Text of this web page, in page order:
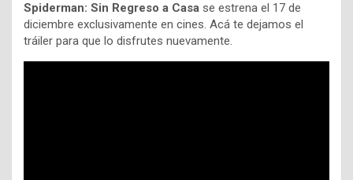
Spiderman: Sin Regreso a Casa se estrena el 17 de
diciembre exclusivamente en cines. Acá te dejamos el
tráiler para que lo disfrutes nuevamente.